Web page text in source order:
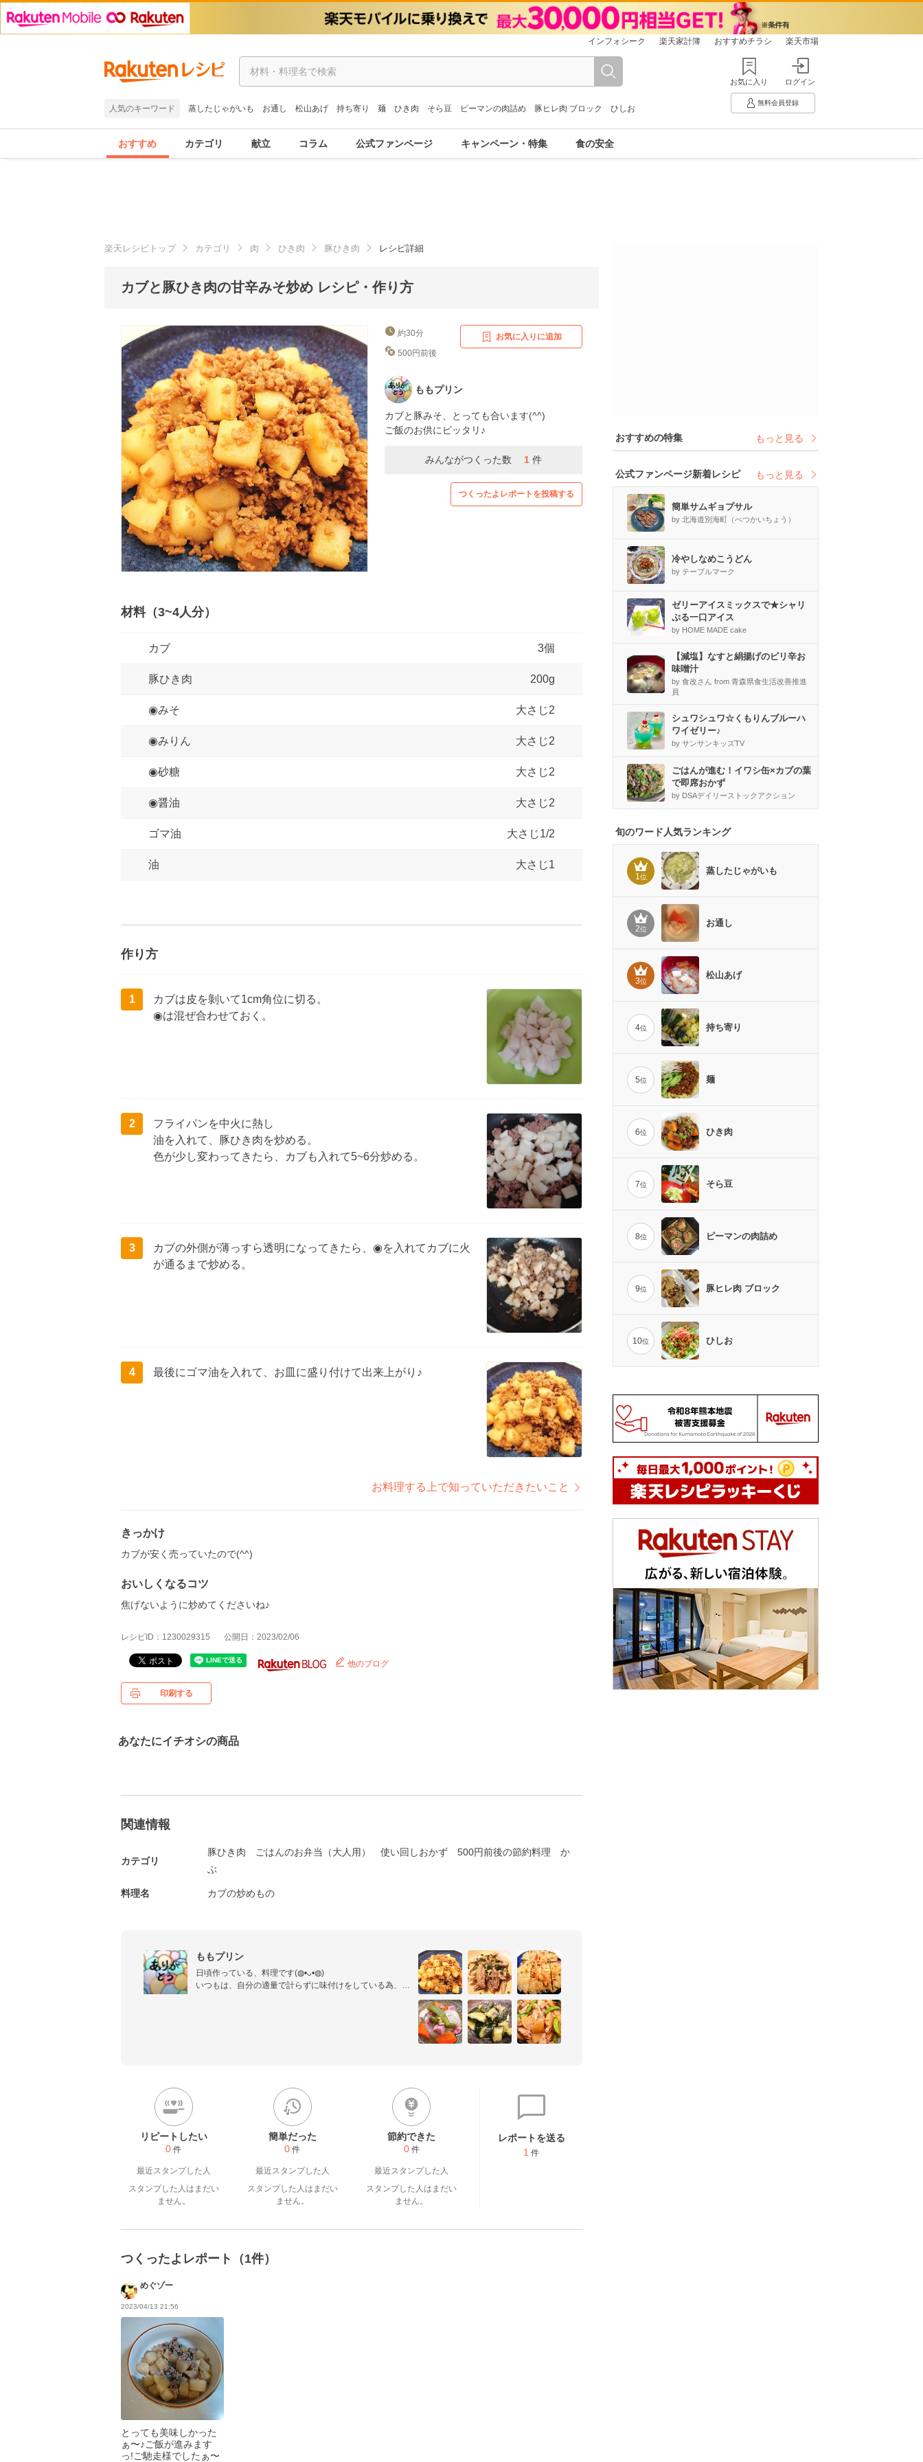
インフォシーク 楽天家計簿 おすすめチラシ 楽天市場
人気のキーワード 蒸したじゃがいも お通し 松山あげ 持ち寄り 麺 ひき肉 そら豆 ピーマンの肉詰め 豚ヒレ肉 ブロック ひしお
お気に入り ログイン
無料会員登録
おすすめ カテゴリ 献立 コラム 公式ファンページ キャンペーン・特集 食の安全
楽天レシピトップ カテゴリ 肉 ひき肉 豚ひき肉 レシピ詳細
カブと豚ひき肉の甘辛みそ炒め レシピ・作り方
約30分
500円前後
お気に入りに追加
ももプリン
カブと豚みそ、とっても合います(^^)
ご飯のお供にピッタリ♪
みんながつくった数 1 件
つくったよレポートを投稿する
材料（3~4人分）
カブ 3個
豚ひき肉 200g
◉みそ 大さじ2
◉みりん 大さじ2
◉砂糖 大さじ2
◉醤油 大さじ2
ゴマ油 大さじ1/2
油 大さじ1
作り方
1
カブは皮を剝いて1cm角位に切る。
◉は混ぜ合わせておく。
2
フライパンを中火に熱し
油を入れて、豚ひき肉を炒める。
色が少し変わってきたら、カブも入れて5~6分炒める。
3
カブの外側が薄っすら透明になってきたら、◉を入れてカブに火
が通るまで炒める。
4 最後にゴマ油を入れて、お皿に盛り付けて出来上がり♪
お料理する上で知っていただきたいこと
きっかけ
カブが安く売っていたので(^^)
おいしくなるコツ
焦げないように炒めてくださいね♪
レシピID：1230029315 公開日：2023/02/06
他のブログ
印刷する
あなたにイチオシの商品
関連情報
カテゴリ
豚ひき肉 ごはんのお弁当（大人用） 使い回しおかず 500円前後の節約料理
か
ぶ
料理名 カブの炒めもの
ももプリン
日頃作っている、料理です(◍•ᴗ•◍)
いつもは、自分の適量で計らずに味付けをしている為、
リピートしたい
0 件
最近スタンプした人
スタンプした人はまだい
ません。
簡単だった
0 件
最近スタンプした人
スタンプした人はまだい
ません。
節約できた
0 件
最近スタンプした人
スタンプした人はまだい
ません。
レポートを送る
1 件
つくったよレポート（1件）
めぐゾー
2023/04/13 21:56
とっても美味しかった
ぁ〜♪ご飯が進みます
っ!ご馳走様でしたぁ〜
おすすめの特集 もっと見る
公式ファンページ新着レシピ もっと見る
簡単サムギョプサル
by 北海道別海町（べつかいちょう）
冷やしなめこうどん
by テーブルマーク
ゼリーアイスミックスで★シャリ
ぷる一口アイス
by HOME MADE cake
【減塩】なすと絹揚げのピリ辛お
味噌汁
by 食改さん from 青森県食生活改善推進
員
シュワシュワ☆くもりんブルーハ
ワイゼリー♪
by サンサンキッズTV
ごはんが進む！イワシ缶×カブの葉
で即席おかず
by DSAデイリーストックアクション
旬のワード人気ランキング
1位
蒸したじゃがいも
2位
お通し
3位
松山あげ
4位 持ち寄り
5位 麺
6位 ひき肉
7位 そら豆
8位 ピーマンの肉詰め
9位 豚ヒレ肉 ブロック
10位 ひしお